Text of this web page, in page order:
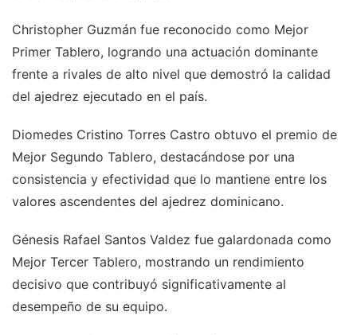
Christopher Guzmán fue reconocido como Mejor
Primer Tablero, logrando una actuación dominante
frente a rivales de alto nivel que demostró la calidad
del ajedrez ejecutado en el país.
Diomedes Cristino Torres Castro obtuvo el premio de
Mejor Segundo Tablero, destacándose por una
consistencia y efectividad que lo mantiene entre los
valores ascendentes del ajedrez dominicano.
Génesis Rafael Santos Valdez fue galardonada como
Mejor Tercer Tablero, mostrando un rendimiento
decisivo que contribuyó significativamente al
desempeño de su equipo.